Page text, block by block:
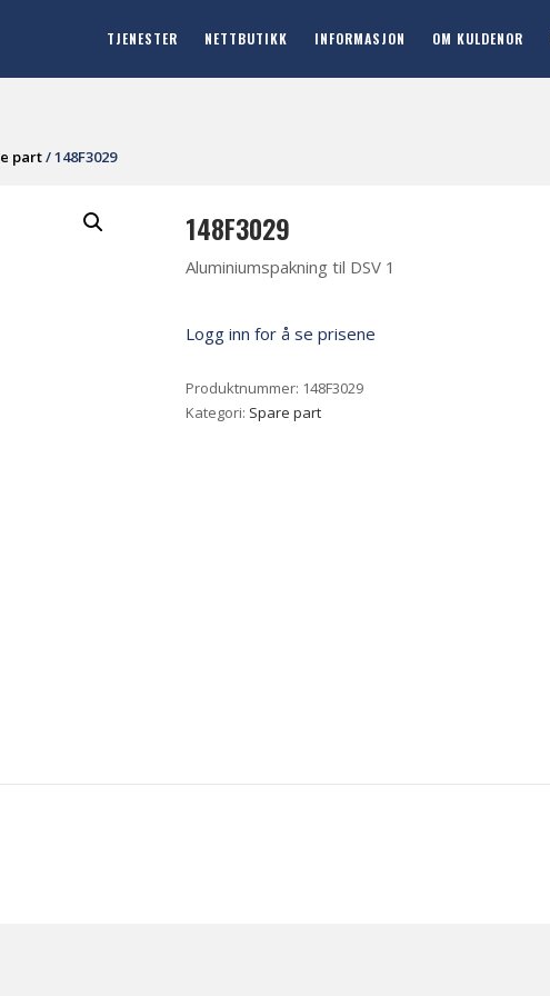
TJENESTER NETTBUTIKK INFORMASJON OM KULDENOR
part/ 148F3029
148F3029
Aluminiumspakning til DSV 1
Logg inn for å se prisene
Produktnummer: 148F3029
Kategori: Spare part